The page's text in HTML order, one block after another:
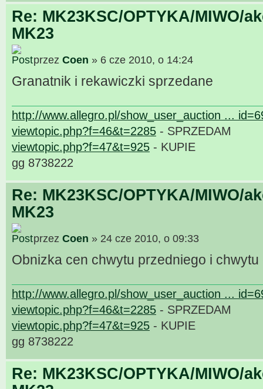
Re: MK23KSC/OPTYKA/MIWO/
MK23
przez Coen » 6 cze 2010, o 14:24
Granatnik i rekawiczki sprzedane
http://www.allegro.pl/show_user_auction ...
viewtopic.php?f=46&t=2285 - SPRZEDAM
viewtopic.php?f=47&t=925 - KUPIE
gg 8738222
Re: MK23KSC/OPTYKA/MIWO/
MK23
przez Coen » 24 cze 2010, o 09:33
Obnizka cen chwytu przedniego i
http://www.allegro.pl/show_user_auction ...
viewtopic.php?f=46&t=2285 - SPRZEDAM
viewtopic.php?f=47&t=925 - KUPIE
gg 8738222
Re: MK23KSC/OPTYKA/MIWO/